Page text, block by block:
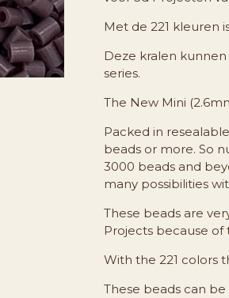
Met de 221 kleuren
Deze kralen
series.
The New Mini
Packed in
beads or more. So
3000 beads and
many possibilities
These beads are
Projects because of
With the 221 colors
These beads can